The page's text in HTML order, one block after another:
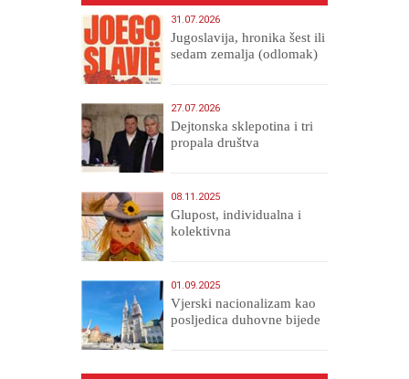
31.07.2026
Jugoslavija, hronika šest ili
sedam zemalja (odlomak)
27.07.2026
Dejtonska sklepotina i tri
propala društva
08.11.2025
Glupost, individualna i
kolektivna
01.09.2025
​Vjerski nacionalizam kao
posljedica duhovne bijede